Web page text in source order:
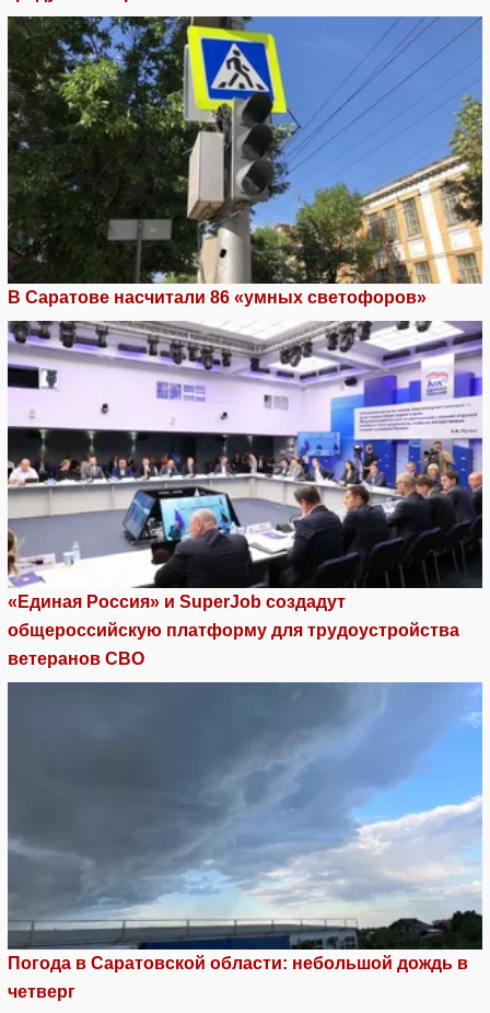
В Саратове насчитали 86 «умных светофоров»
«Единая Россия» и SuperJob создадут
общероссийскую платформу для трудоустройства
ветеранов СВО
Погода в Саратовской области: небольшой дождь в
четверг